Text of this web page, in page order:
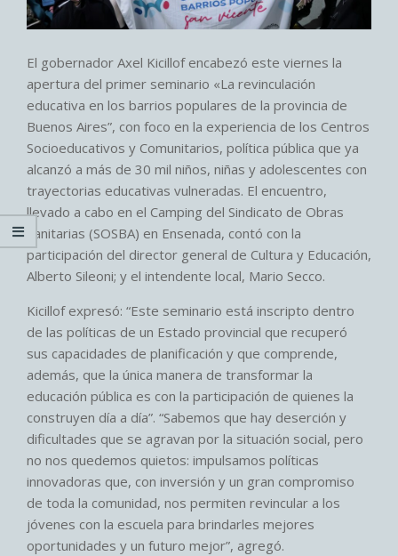
El gobernador Axel Kicillof encabezó este viernes la
apertura del primer seminario «La revinculación
educativa en los barrios populares de la provincia de
Buenos Aires”, con foco en la experiencia de los Centros
Socioeducativos y Comunitarios, política pública que ya
alcanzó a más de 30 mil niños, niñas y adolescentes con
trayectorias educativas vulneradas. El encuentro,
llevado a cabo en el Camping del Sindicato de Obras
Sanitarias (SOSBA) en Ensenada, contó con la
participación del director general de Cultura y Educación,
Alberto Sileoni; y el intendente local, Mario Secco.
Kicillof expresó: “Este seminario está inscripto dentro
de las políticas de un Estado provincial que recuperó
sus capacidades de planificación y que comprende,
además, que la única manera de transformar la
educación pública es con la participación de quienes la
construyen día a día”. “Sabemos que hay deserción y
dificultades que se agravan por la situación social, pero
no nos quedemos quietos: impulsamos políticas
innovadoras que, con inversión y un gran compromiso
de toda la comunidad, nos permiten revincular a los
jóvenes con la escuela para brindarles mejores
oportunidades y un futuro mejor”, agregó.